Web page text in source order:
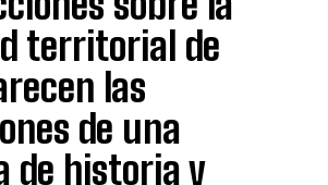
territorial de
las
de una
de historia y